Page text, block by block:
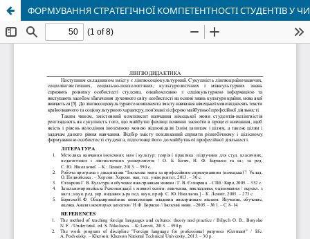
ФОРМУВАННЯ СТРАТЕГІЧНОЇ КОМПЕТЕНТНОСТІ СТУДЕНТІВ У